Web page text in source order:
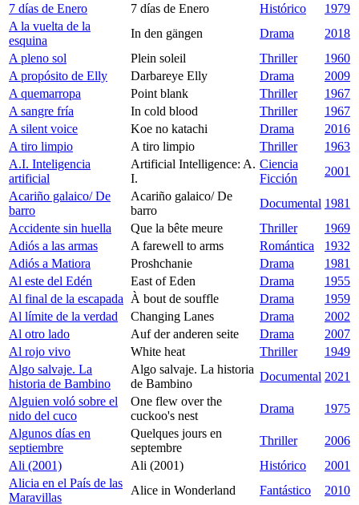
7 días de Enero
7 días de Enero Histórico
1979
A la vuelta de la
esquina
In den gängen Drama
2018
A pleno sol
Plein soleil Thriller
1960
A propósito de Elly
Darbareye Elly Drama
2009
A quemarropa
Point blank Thriller
1967
A sangre fría
In cold blood Thriller
1967
A silent voice
Koe no katachi Drama
2016
A tiro limpio
A tiro limpio Thriller
1963
A.I. Inteligencia
artificial
Artificial Intelligence: A.
I.
Ciencia
Ficción
2001
Acariño galaico/ De
barro
Acariño galaico/ De
barro
Documental 1981
Accidente sin huella
Que la bête meure Thriller
1969
Adiós a las armas
A farewell to arms Romántica
1932
Adiós a Matiora
Proshchanie Drama
1981
Al este del Edén
East of Eden Drama
1955
Al final de la escapada
À bout de souffle Drama
1959
Al límite de la verdad
Changing Lanes Drama
2002
Al otro lado
Auf der anderen seite Drama
2007
Al rojo vivo
White heat Thriller
1949
Algo salvaje. La
historia de Bambino
Algo salvaje. La historia
de Bambino
Documental 2021
Alguien voló sobre el
nido del cuco
One flew over the
cuckoo's nest
Drama
1975
Algunos días en
septiembre
Quelques jours en
septembre
Thriller
2006
Ali (2001)
Ali (2001) Histórico
2001
Alicia en el País de las
Maravillas
Alice in Wonderland Fantástico
2010